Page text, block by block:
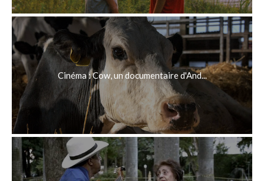
Cinéma : Cow, un documentaire d'And...